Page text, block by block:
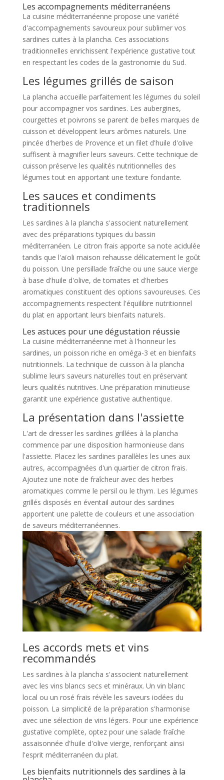
Les accompagnements méditerranéens
La cuisine méditerranéenne propose une variété
d'accompagnements savoureux pour sublimer vos
sardines cuites à la plancha. Ces associations
traditionnelles enrichissent l'expérience gustative tout
en respectant les codes de la gastronomie du Sud.
Les légumes grillés de saison
La plancha accueille parfaitement les légumes du soleil
pour accompagner vos sardines. Les aubergines,
courgettes et poivrons se parent de belles marques de
cuisson et développent leurs arômes naturels. Une
pincée d'herbes de Provence et un filet d'huile d'olive
suffisent à magnifier leurs saveurs. Cette technique de
cuisson préserve les qualités nutritionnelles des
légumes tout en apportant une texture fondante.
Les sauces et condiments
traditionnels
Les sardines à la plancha s'associent naturellement
avec des préparations typiques du bassin
méditerranéen. Le citron frais apporte sa note acidulée
tandis que l'aïoli maison rehausse délicatement le goût
du poisson. Une persillade fraîche ou une sauce vierge
à base d'huile d'olive, de tomates et d'herbes
aromatiques constituent des options savoureuses. Ces
accompagnements respectent l'équilibre nutritionnel
du plat en apportant leurs bienfaits naturels.
Les astuces pour une dégustation réussie
La cuisine méditerranéenne met à l'honneur les
sardines, un poisson riche en oméga-3 et en bienfaits
nutritionnels. La technique de cuisson à la plancha
sublime leurs saveurs naturelles tout en préservant
leurs qualités nutritives. Une préparation minutieuse
garantit une expérience gustative authentique.
La présentation dans l'assiette
L'art de dresser les sardines grillées à la plancha
commence par une disposition harmonieuse dans
l'assiette. Placez les sardines parallèles les unes aux
autres, accompagnées d'un quartier de citron frais.
Ajoutez une note de fraîcheur avec des herbes
aromatiques comme le persil ou le thym. Les légumes
grillés disposés en éventail autour des sardines
apportent une palette de couleurs et une association
de saveurs méditerranéennes.
Les accords mets et vins
recommandés
Les sardines à la plancha s'associent naturellement
avec les vins blancs secs et minéraux. Un vin blanc
local ou un rosé frais révèle les saveurs iodées du
poisson. La simplicité de la préparation s'harmonise
avec une sélection de vins légers. Pour une expérience
gustative complète, optez pour une salade fraîche
assaisonnée d'huile d'olive vierge, renforçant ainsi
l'esprit méditerranéen du plat.
Les bienfaits nutritionnels des sardines à la